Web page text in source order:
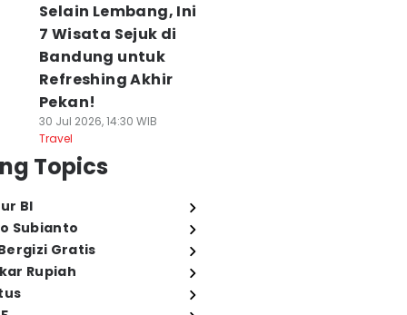
Selain Lembang, Ini
7 Wisata Sejuk di
Bandung untuk
Refreshing Akhir
Pekan!
30 Jul 2026, 14:30 WIB
Travel
Topics
BI
Subianto
Gratis
Rupiah